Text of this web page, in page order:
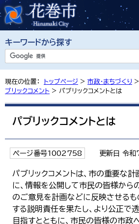
キーワードから探す
現在の位置： トップページ > 市政・まちづくり >
ブリックコメント > パブリックコメントとは
パブリックコメントとは
ページ番号1002758 更新日 令和
パブリックコメントは、市の重要な
に、情報を公開して市民の皆様から
のご意見を計画などに反映させるも
する説明責任を果たし、より公正で
目指すとともに、市民の皆様の市政